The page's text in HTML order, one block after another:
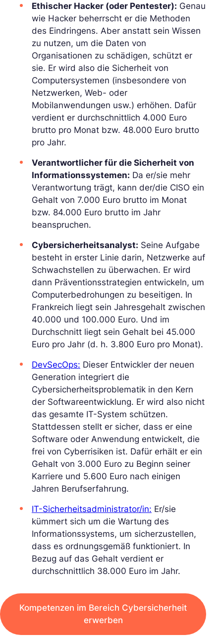
Ethischer Hacker (oder Pentester): Genau
wie Hacker beherrscht er die Methoden
des Eindringens. Aber anstatt sein Wissen
zu nutzen, um die Daten von
Organisationen zu schädigen, schützt er
sie. Er wird also die Sicherheit von
Computersystemen (insbesondere von
Netzwerken, Web- oder
Mobilanwendungen usw.) erhöhen. Dafür
verdient er durchschnittlich 4.000 Euro
brutto pro Monat bzw. 48.000 Euro brutto
pro Jahr.
Verantwortlicher für die Sicherheit von
Informationssystemen: Da er/sie mehr
Verantwortung trägt, kann der/die CISO ein
Gehalt von 7.000 Euro brutto im Monat
bzw. 84.000 Euro brutto im Jahr
beanspruchen.
Cybersicherheitsanalyst: Seine Aufgabe
besteht in erster Linie darin, Netzwerke auf
Schwachstellen zu überwachen. Er wird
dann Präventionsstrategien entwickeln, um
Computerbedrohungen zu beseitigen. In
Frankreich liegt sein Jahresgehalt zwischen
40.000 und 100.000 Euro. Und im
Durchschnitt liegt sein Gehalt bei 45.000
Euro pro Jahr (d. h. 3.800 Euro pro Monat).
DevSecOps: Dieser Entwickler der neuen
Generation integriert die
Cybersicherheitsproblematik in den Kern
der Softwareentwicklung. Er wird also nicht
das gesamte IT-System schützen.
Stattdessen stellt er sicher, dass er eine
Software oder Anwendung entwickelt, die
frei von Cyberrisiken ist. Dafür erhält er ein
Gehalt von 3.000 Euro zu Beginn seiner
Karriere und 5.600 Euro nach einigen
Jahren Berufserfahrung.
IT-Sicherheitsadministrator/in: Er/sie
kümmert sich um die Wartung des
Informationssystems, um sicherzustellen,
dass es ordnungsgemäß funktioniert. In
Bezug auf das Gehalt verdient er
durchschnittlich 38.000 Euro im Jahr.
Kompetenzen im Bereich Cybersicherheit
erwerben